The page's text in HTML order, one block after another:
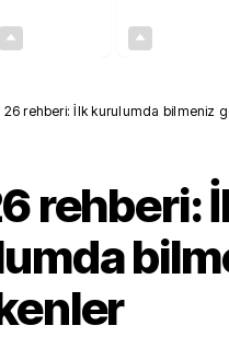
26 rehberi: İlk kurulumda bilmeniz
rehberi: